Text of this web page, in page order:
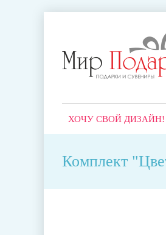
ХОЧУ СВОЙ ДИЗАЙН!
Комплект